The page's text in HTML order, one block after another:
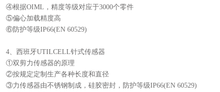
④根据OIML，精度等级对应于3000个零件
⑤偏心加载精度高
⑥防护等级IP66(EN 60529)
4、西班牙UTILCELL针式传感器
①双剪力传感器的原理
②按规定定制生产各种长度和直径
③力传感器由不锈钢制成，硅胶密封，防护等级IP66(EN 60529)